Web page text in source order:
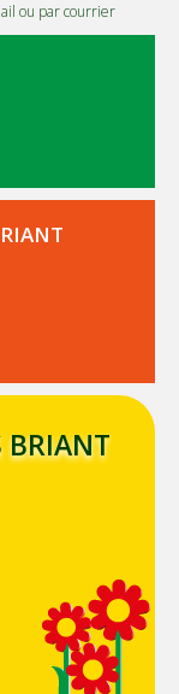
ou par courrier
BRIANT